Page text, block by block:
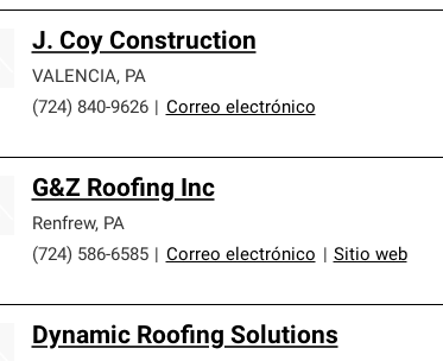
J. Coy Construction
VALENCIA, PA
(724) 840-9626
Correo electrónico
G&Z Roofing Inc
Renfrew, PA
(724) 586-6585
Correo electrónico Sitio web
Dynamic Roofing Solutions